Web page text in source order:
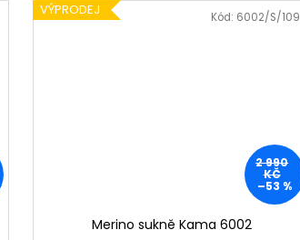
VÝPRODEJ
2 990
KČ
–53 %
Merino sukně Kama 6002
Kód: 6002/S/109